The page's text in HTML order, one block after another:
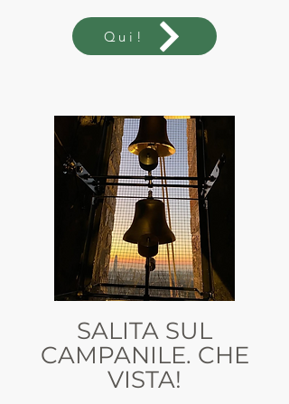
Qui!
SALITA SUL
CAMPANILE. CHE
VISTA!